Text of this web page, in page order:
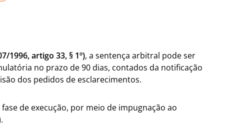
1996, artigo 33, § 1º), a sentença arbitral pode ser
no prazo de 90 dias, contados da notificação
dos pedidos de esclarecimentos.
de execução, por meio de impugnação ao